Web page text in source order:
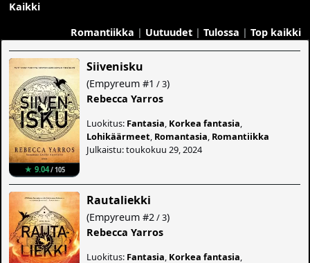
Kaikki
Romantiikka | Uutuudet| Tulossa | Top kaikki
★ 9.04/ 105
Siivenisku
(Empyreum #1 / 3)
Rebecca Yarros
Luokitus: Fantasia Korkea fantasia
Lohikäärmeet Romantasia Romantiikka
Julkaistu: toukokuu 29, 2024
Rautaliekki
(Empyreum #2 / 3)
Rebecca Yarros
Luokitus: Fantasia Korkea fantasia